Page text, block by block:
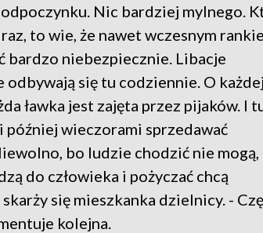
Nic bardziej mylnego.
raz, to wie, że nawet wczesnym
bardzo niebezpiecznie. Libacje
odbywają się tu codziennie. O każdej
ławka jest zajęta przez pijaków. I
później wieczorami sprzedawać
bo ludzie chodzić nie mogą,
do człowieka i pożyczać chcą
się mieszkanka dzielnicy. -
kolejna.